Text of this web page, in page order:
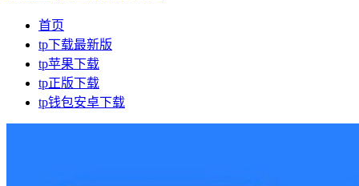
首页
tp下载最新版
tp苹果下载
tp正版下载
tp钱包安卓下载